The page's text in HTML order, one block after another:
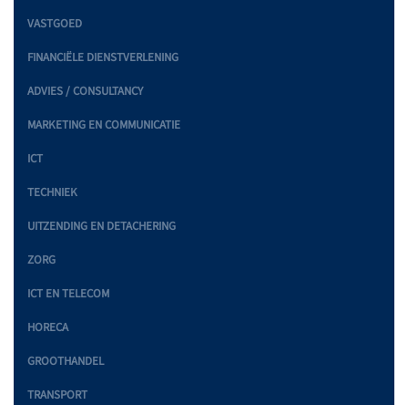
VASTGOED
FINANCIËLE DIENSTVERLENING
ADVIES / CONSULTANCY
MARKETING EN COMMUNICATIE
ICT
TECHNIEK
UITZENDING EN DETACHERING
ZORG
ICT EN TELECOM
HORECA
GROOTHANDEL
TRANSPORT